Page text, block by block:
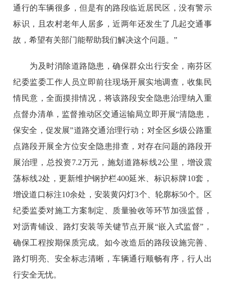
通行的车辆很多，但是有的路段临近居民区，没有警示
标识，且农村老年人居多，近两年还发生了几起交通事
故，希望有关部门能帮助我们解决这个问题。”
为及时消除道路隐患，确保群众出行安全，南芬区
纪委监委工作人员立即前往现场开展实地调查，收集民
情民意，全面摸排情况，将该路段安全隐患治理纳入重
点督办清单，监督推动区交通运输局立即开展“清隐患，
保安全，促发展”道路交通治理行动；对全区乡级公路重
点路段开展全方位安全隐患排查，对存在问题的路段开
展治理，总投资7.2万元，施划道路标线2公里，增设震
荡标线2处，更新维护钢护栏400延米、标识标牌10套，
增设道口标注10余处，安装黄闪灯3个、轮廓标50个。区
纪委监委对施工方案制定、质量验收等环节加强监督，
对沥青铺设、路灯安装等关键节点开展“嵌入式监督”，
确保工程按期保质完成。如今改造后的路段设施完善、
路灯明亮、安全标志清晰，车辆通行顺畅有序，行人出
行安全无忧。